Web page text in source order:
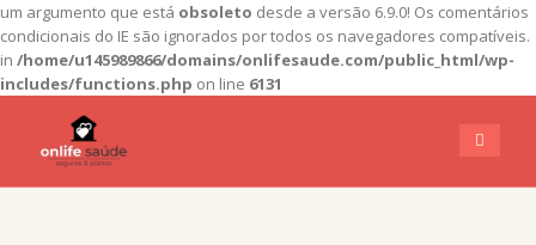
um argumento que está obsoleto desde a versão 6.9.0! Os comentários
condicionais do IE são ignorados por todos os navegadores compatíveis.
in /home/u145989866/domains/onlifesaude.com/public_html/wp-
includes/functions.php on line 6131